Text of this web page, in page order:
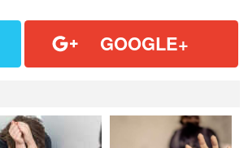
GOOGLE+